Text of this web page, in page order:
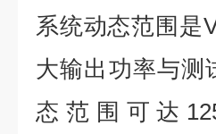
系统动态范围是
大输出功率与测
态范围可达